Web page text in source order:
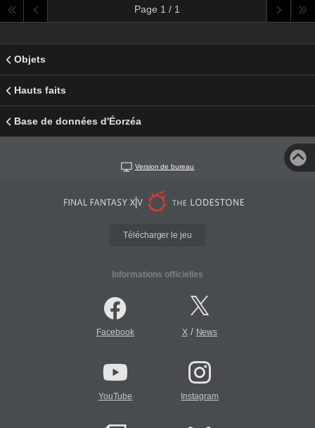
Page 1 / 1
Objets
Hauts faits
Base de données d'Éorzéa
Version de bureau
Télécharger le jeu
Informations officielles
Facebook X/ News
YouTube Instagram